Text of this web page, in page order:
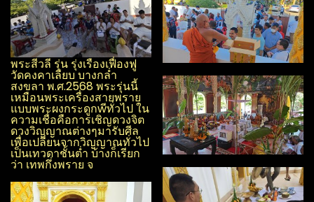
พระสีวลี รุ่น รุ่งเรือง​เฟื่องฟู​
วัด​คงคา​เลียบ​ บางกล่ำ​
สงขลา​ พ.ศ.2568 พระรุ่นนี้
เหมือนพระเครื่องสายพราย
แบบพระผง​กระดูกwีทั่วไป ใน
ความเชื่อคือการเชิญดวงจิต
ดวงวิญญาณ​ต่างๆมารับศีล
เพื่อเปลี่ยนจากวิญญาณ​ทั่วไป
เป็นเทวดาชั้นต่ำ บ้างก็เรียก
ว่า เทพกึ่งพราย จ